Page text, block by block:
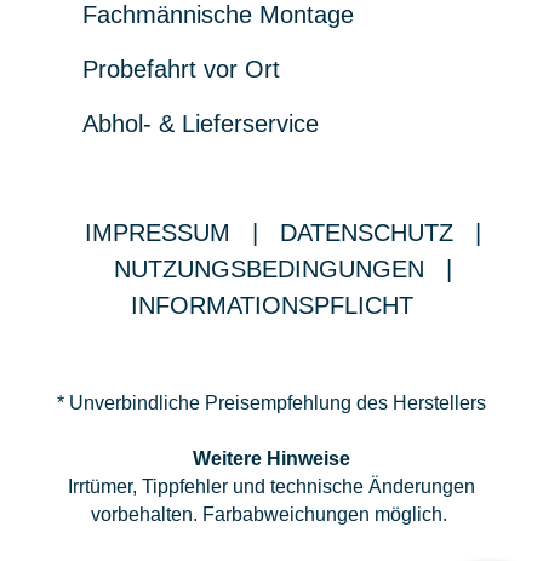
Fachmännische Montage
Probefahrt vor Ort
Abhol- & Lieferservice
IMPRESSUM DATENSCHUTZ
NUTZUNGSBEDINGUNGEN
INFORMATIONSPFLICHT
* Unverbindliche Preisempfehlung des Herstellers
Weitere Hinweise
Irrtümer, Tippfehler und technische Änderungen
vorbehalten. Farbabweichungen möglich.